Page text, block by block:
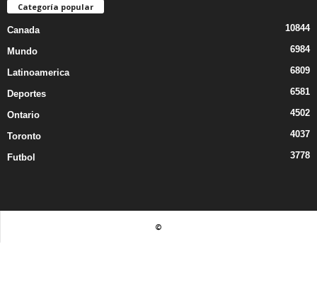
Categoría popular
Canada 10844
Mundo 6984
Latinoamerica 6809
Deportes 6581
Ontario 4502
Toronto 4037
Futbol 3778
©